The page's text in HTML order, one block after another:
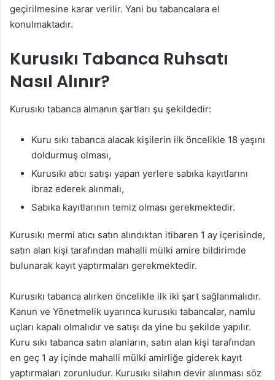
geçirilmesine karar verilir. Yani bu tabancalara el
konulmaktadır.
Kurusıkı Tabanca Ruhsatı
Nasıl Alınır?
Kurusıkı tabanca almanın şartları şu şekildedir:
Kuru sıkı tabanca alacak kişilerin ilk öncelikle 18 yaşını
doldurmuş olması,
Kurusıkı atıcı satışı yapan yerlere sabıka kayıtlarını
ibraz ederek alınmalı,
Sabıka kayıtlarının temiz olması gerekmektedir.
Kurusıkı mermi atıcı satın alındıktan itibaren 1 ay içerisinde,
satın alan kişi tarafından mahalli mülki amire bildirimde
bulunarak kayıt yaptırmaları gerekmektedir.
Kurusıkı tabanca alırken öncelikle ilk iki şart sağlanmalıdır.
Kanun ve Yönetmelik uyarınca kurusıkı tabancalar, namlu
uçları kapalı olmalıdır ve satışı da yine bu şekilde yapılır.
Kuru sıkı tabanca satın alanların, satın alan kişi tarafından
en geç 1 ay içinde mahalli mülki amirliğe giderek kayıt
yaptırmaları zorunludur. Kurusıkı silahın devir alınması söz